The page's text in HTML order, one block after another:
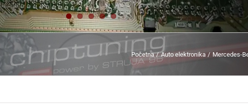
Početna Auto elektronika Mercedes-